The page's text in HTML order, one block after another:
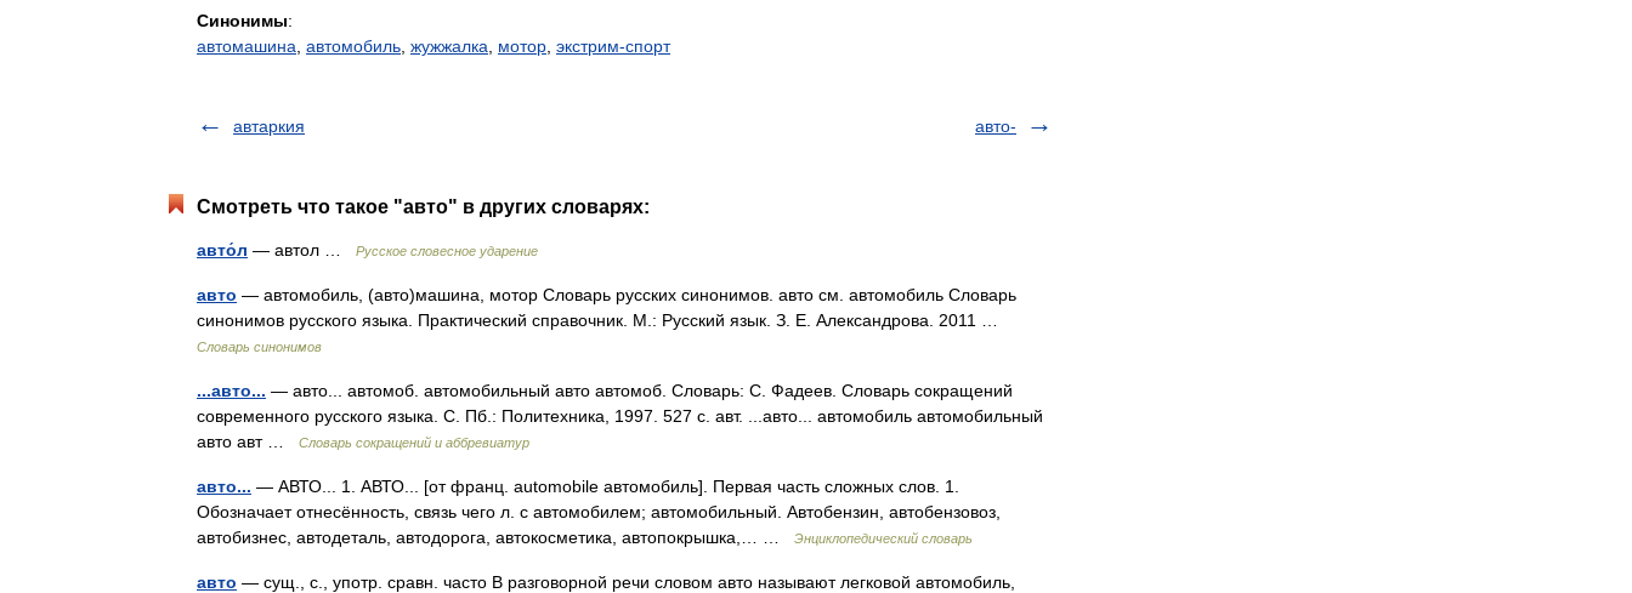
Синонимы:
автомашина автомобиль жужжалка мотор экстрим-спорт
автаркия авто-
Смотреть что такое "авто" в других словарях:
авто́л — автол … Русское словесное ударение
авто — автомобиль, (авто)машина, мотор Словарь русских синонимов. авто см. автомобиль Словарь
синонимов русского языка. Практический справочник. М.: Русский язык. З. Е. Александрова. 2011 …
Словарь синонимов
...авто... — авто... автомоб. автомобильный авто автомоб. Словарь: С. Фадеев. Словарь сокращений
современного русского языка. С. Пб.: Политехника, 1997. 527 с. авт. ...авто... автомобиль автомобильный
авто авт …
Словарь сокращений и аббревиатур
авто... — АВТО... 1. АВТО... [от франц. automobile автомобиль]. Первая часть сложных слов. 1.
Обозначает отнесённость, связь чего л. с автомобилем; автомобильный. Автобензин, автобензовоз,
автобизнес, автодеталь, автодорога, автокосметика, автопокрышка,… …
Энциклопедический словарь
авто — сущ., с., употр. сравн. часто В разговорной речи словом авто называют легковой автомобиль,